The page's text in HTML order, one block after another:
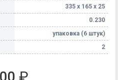
335 х 165 х 25
0.230
упаковка (6 штук)
2
₽